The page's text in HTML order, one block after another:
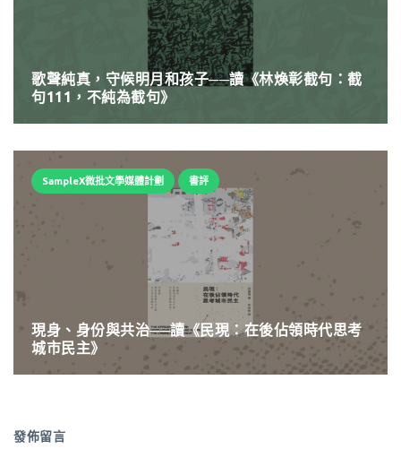
歌聲純真，守候明月和孩子──讀《林煥彰截句：截
句111，不純為截句》
SampleX微批文學媒體計劃 書評
現身、身份與共治──讀《民現：在後佔領時代思考
城市民主》
發佈留言